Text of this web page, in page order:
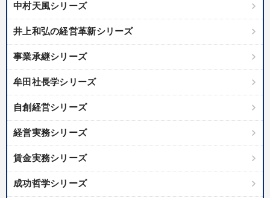
中村天風シリーズ
井上和弘の経営革新シリーズ
事業承継シリーズ
牟田社長学シリーズ
自創経営シリーズ
経営実務シリーズ
賃金実務シリーズ
成功哲学シリーズ